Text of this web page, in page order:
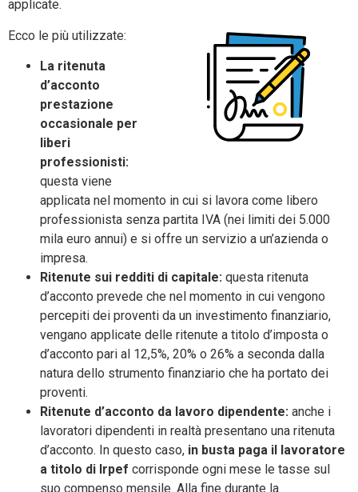
applicate.
Ecco le più utilizzate:
La ritenuta
d’acconto
prestazione
occasionale per
liberi
professionisti:
questa viene
applicata nel momento in cui si lavora come libero
professionista senza partita IVA (nei limiti dei 5.000
mila euro annui) e si offre un servizio a un’azienda o
impresa.
Ritenute sui redditi di capitale: questa ritenuta
d’acconto prevede che nel momento in cui vengono
percepiti dei proventi da un investimento finanziario,
vengano applicate delle ritenute a titolo d’imposta o
d’acconto pari al 12,5%, 20% o 26% a seconda dalla
natura dello strumento finanziario che ha portato dei
proventi.
Ritenute d’acconto da lavoro dipendente: anche i
lavoratori dipendenti in realtà presentano una ritenuta
d’acconto. In questo caso, in busta paga il lavoratore
a titolo di Irpef corrisponde ogni mese le tasse sul
suo compenso mensile. Alla fine durante la